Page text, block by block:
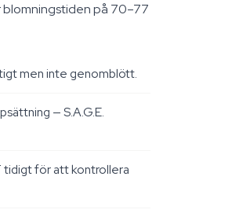
blomningstiden på 70–77
men inte genomblött.
— S.A.G.E.
tidigt för att kontrollera